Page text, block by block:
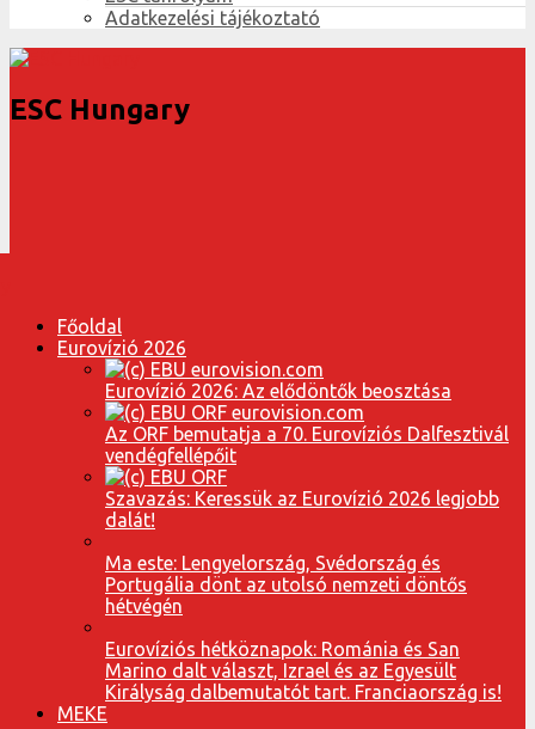
Adatkezelési tájékoztató
ESC Hungary
Főoldal
Eurovízió 2026
Eurovízió 2026: Az elődöntők beosztása
Az ORF bemutatja a 70. Eurovíziós Dalfesztivál
vendégfellépőit
Szavazás: Keressük az Eurovízió 2026 legjobb
dalát!
Ma este: Lengyelország, Svédország és
Portugália dönt az utolsó nemzeti döntős
hétvégén
Eurovíziós hétköznapok: Románia és San
Marino dalt választ, Izrael és az Egyesült
Királyság dalbemutatót tart. Franciaország is!
MEKE